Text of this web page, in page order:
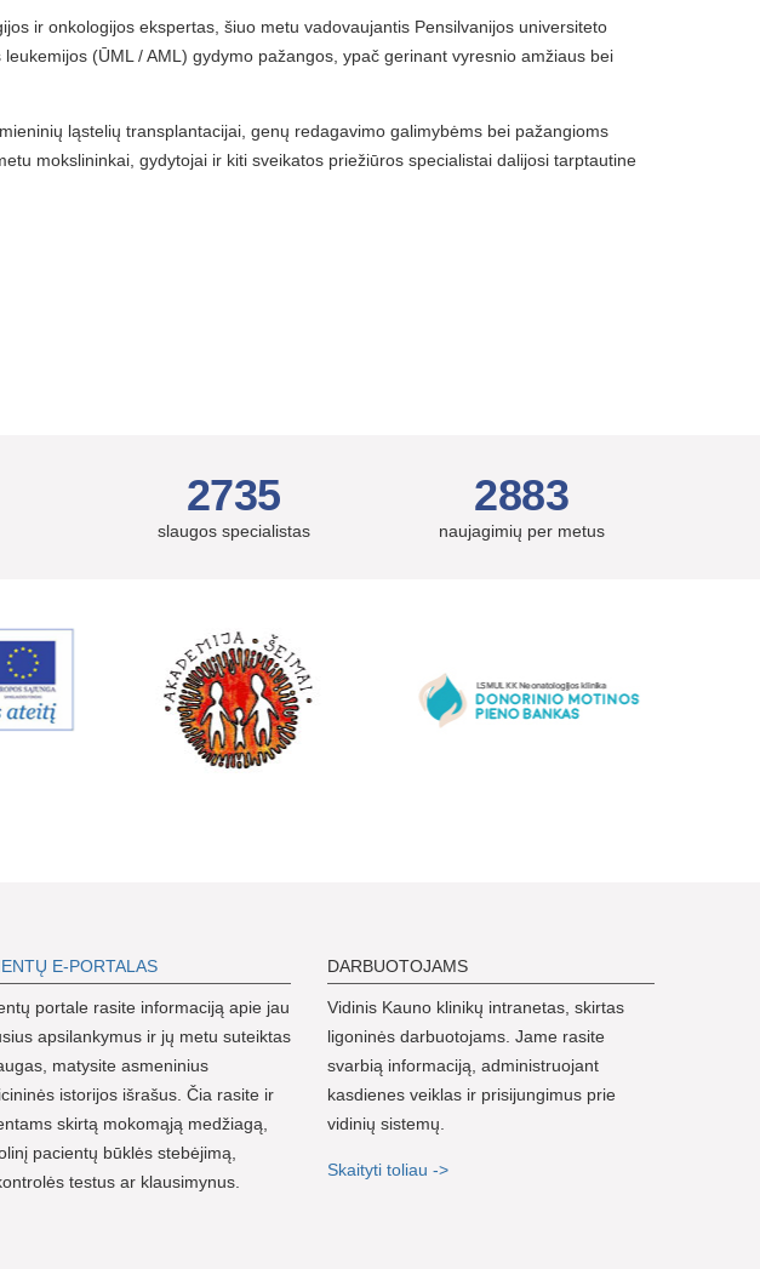
ir onkologijos ekspertas, šiuo metu vadovaujantis Pensilvanijos universiteto
(ŪML / AML) gydymo pažangos, ypač gerinant vyresnio amžiaus bei
ląstelių transplantacijai, genų redagavimo galimybėms bei pažangioms
mokslininkai, gydytojai ir kiti sveikatos priežiūros specialistai dalijosi tarptautine
2735
slaugos specialistas
2883
naujagimių per metus
E-PORTALAS
portale rasite informaciją apie jau
apsilankymus ir jų metu suteiktas
matysite asmeninius
istorijos išrašus. Čia rasite ir
skirtą mokomąją medžiagą,
pacientų būklės stebėjimą,
testus ar klausimynus.
DARBUOTOJAMS
Vidinis Kauno klinikų intranetas, skirtas
ligoninės darbuotojams. Jame rasite
svarbią informaciją, administruojant
kasdienes veiklas ir prisijungimus prie
vidinių sistemų.
Skaityti toliau ->